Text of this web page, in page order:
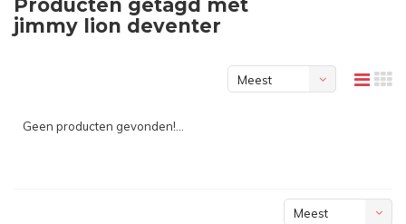
Producten getagd met
jimmy lion deventer
Meest
Geen producten gevonden!...
Meest